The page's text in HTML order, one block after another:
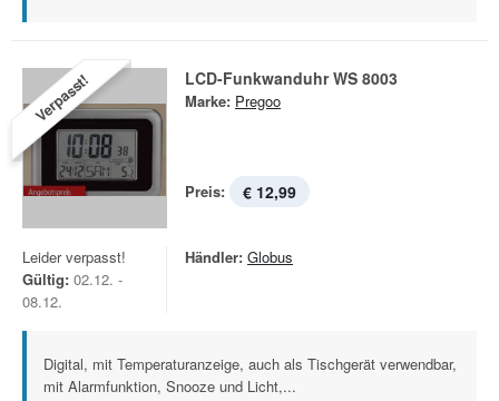
Verpasst! LCD-Funkwanduhr WS 8003
Marke: Pregoo
Preis: € 12,99
Leider verpasst!
Gültig: 02.12. -
08.12.
Händler: Globus
Digital, mit Temperaturanzeige, auch als Tischgerät verwendbar,
mit Alarmfunktion, Snooze und Licht,...